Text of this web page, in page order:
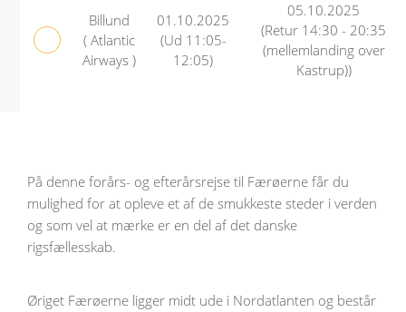
Billund
( Atlantic
Airways )
01.10.2025
(Ud 11:05-
12:05)
05.10.2025
(Retur 14:30 - 20:35
(mellemlanding over
Kastrup))
På denne forårs- og efterårsrejse til Færøerne får du
mulighed for at opleve et af de smukkeste steder i verden
og som vel at mærke er en del af det danske
rigsfællesskab.
Øriget Færøerne ligger midt ude i Nordatlanten og består